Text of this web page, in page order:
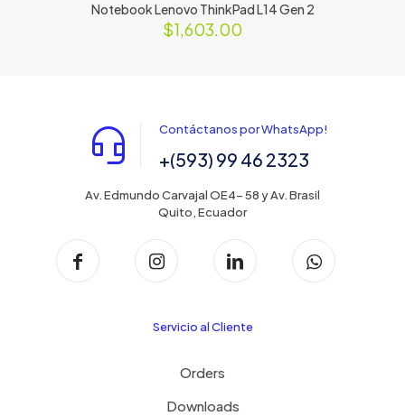
Notebook Lenovo ThinkPad L14 Gen 2
$1,603.00
Contáctanos por WhatsApp!
+(593) 99 46 2323
Av. Edmundo Carvajal OE4- 58 y Av. Brasil
Quito, Ecuador
Servicio al Cliente
Orders
Downloads